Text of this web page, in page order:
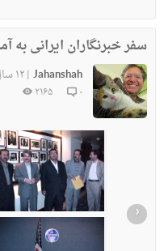
سفر خبرنگاران ایرانی به
Jahanshah
|۱۲ سال قبل
۰
۲۱۶۵
‹